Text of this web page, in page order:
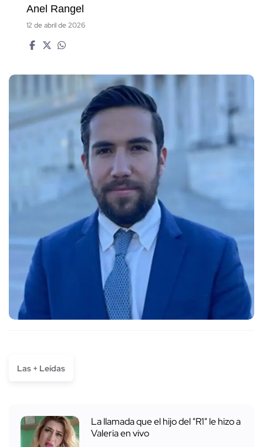
Anel Rangel
12 de abril de 2026
Las + Leídas
La llamada que el hijo del "R1" le hizo a
Valeria en vivo